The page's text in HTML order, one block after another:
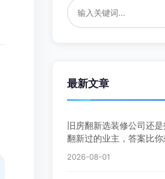
最新文章
旧房翻新选装修公司还
翻新过的业主，答案比
2026-08-01